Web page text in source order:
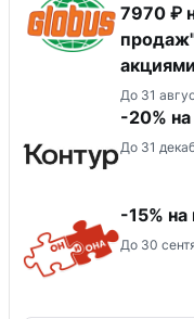
7970 ₽
До 31
-20%
До 31
-15%
До 30